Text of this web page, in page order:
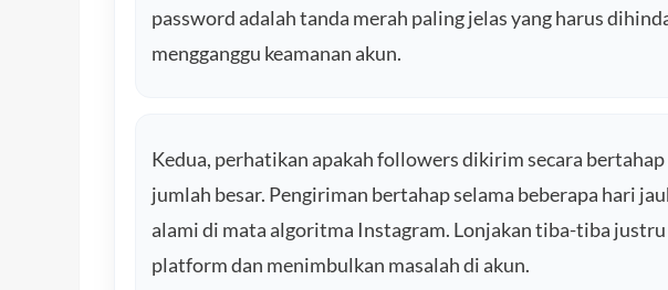
password adalah tanda merah paling jelas yang harus
mengganggu keamanan akun.
Kedua, perhatikan apakah followers dikirim secara
jumlah besar. Pengiriman bertahap selama beberapa hari
alami di mata algoritma Instagram. Lonjakan tiba-tiba
platform dan menimbulkan masalah di akun.